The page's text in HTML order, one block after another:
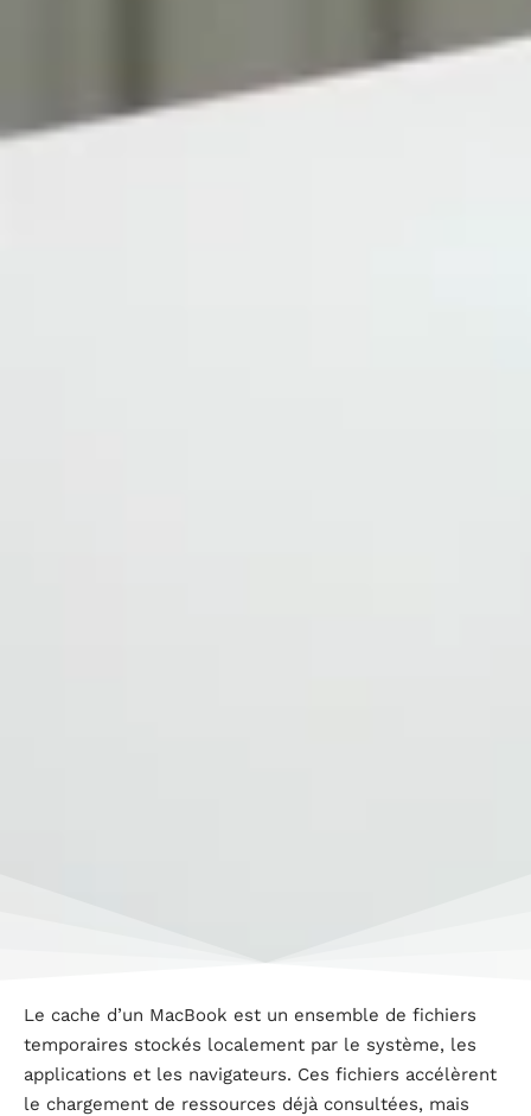
Le cache d’un MacBook est un ensemble de fichiers
temporaires stockés localement par le système, les
applications et les navigateurs. Ces fichiers accélèrent
le chargement de ressources déjà consultées, mais